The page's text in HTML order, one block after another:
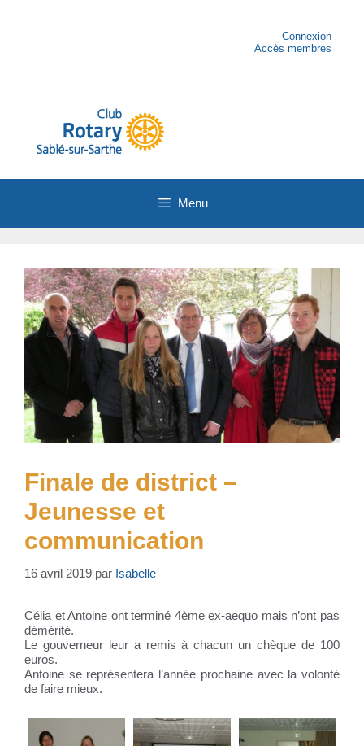
Connexion
Accès membres
Menu
Finale de district –
Jeunesse et
communication
16 avril 2019 par Isabelle
Célia et Antoine ont terminé 4ème ex-aequo mais n’ont pas
démérité.
Le gouverneur leur a remis à chacun un chèque de 100
euros.
Antoine se représentera l’année prochaine avec la volonté
de faire mieux.